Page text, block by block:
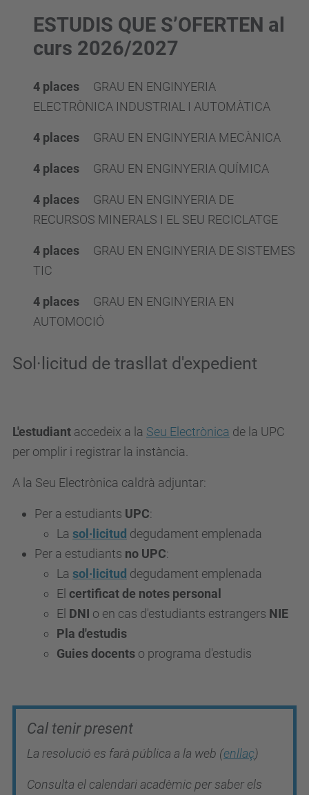
ESTUDIS QUE S’OFERTEN al
curs 2026/2027
4 places GRAU EN ENGINYERIA
ELECTRÒNICA INDUSTRIAL I AUTOMÀTICA
4 places GRAU EN ENGINYERIA MECÀNICA
4 places GRAU EN ENGINYERIA QUÍMICA
4 places GRAU EN ENGINYERIA DE
RECURSOS MINERALS I EL SEU RECICLATGE
4 places GRAU EN ENGINYERIA DE SISTEMES
TIC
4 places GRAU EN ENGINYERIA EN
AUTOMOCIÓ
Sol·licitud de trasllat d'expedient
L'estudiant accedeix a la Seu Electrònica de la UPC
per omplir i registrar la instància.
A la Seu Electrònica caldrà adjuntar:
Per a estudiants UPC:
La sol·licitud degudament emplenada
Per a estudiants no UPC:
La sol·licitud degudament emplenada
El certificat de notes personal
El DNI o en cas d'estudiants estrangers NIE
Pla d'estudis
Guies docents o programa d'estudis
Cal tenir present
La resolució es farà pública a la web (enllaç)
Consulta el calendari acadèmic per saber els